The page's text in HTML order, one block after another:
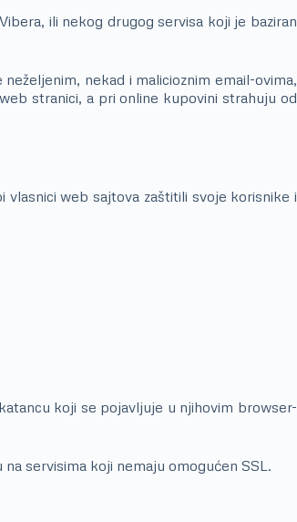
ili nekog drugog servisa koji je baziran
nekad i malicioznim email-ovima,
stranici, a pri online kupovini strahuju od
web sajtova zaštitili svoje korisnike i
koji se pojavljuje u njihovim browser-
servisima koji nemaju omogućen SSL.